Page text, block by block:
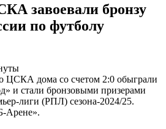
завоевали бронзу
по футболу
ЦСКА дома со счетом 2:0 обыграли
и стали бронзовыми призерами
лиги (РПЛ) сезона-2024/25.
Арене».